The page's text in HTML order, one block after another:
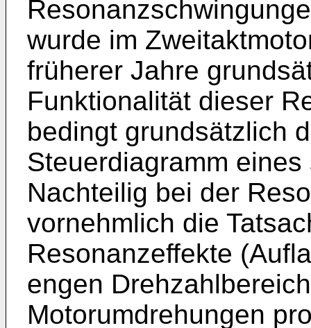
wurde im
früherer Jahre
Funktionalität dieser
bedingt grundsätzlich
Steuerdiagramm
Nachteilig bei der
vornehmlich die
Resonanzeffekte
engen
Motorumdrehungen